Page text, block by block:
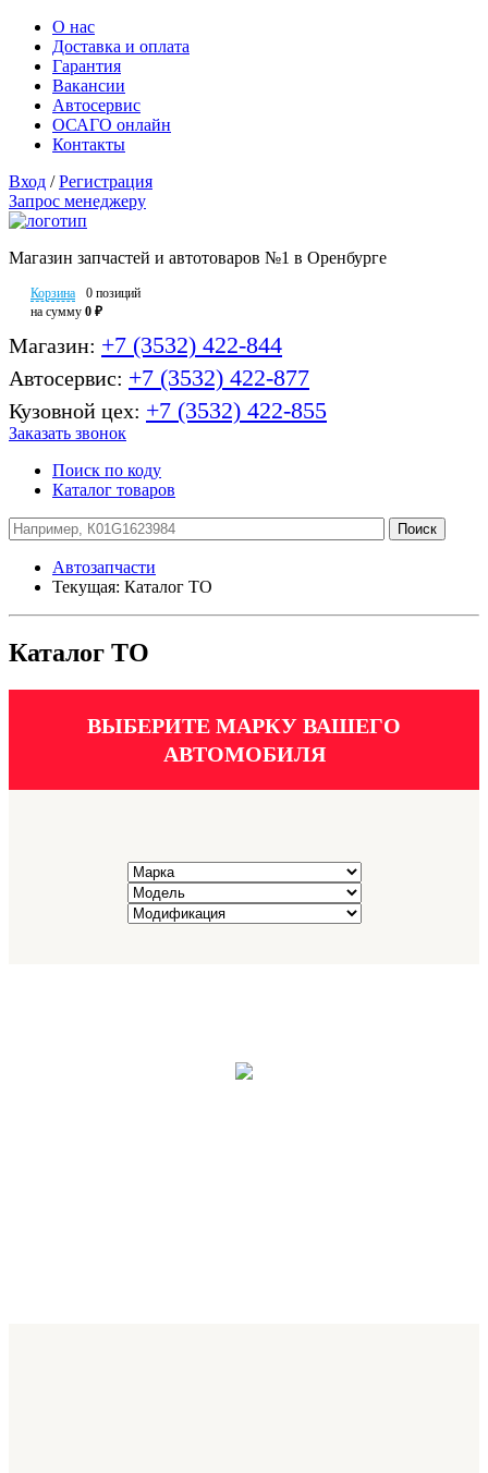
О нас
Доставка и оплата
Гарантия
Вакансии
Автосервис
ОСАГО онлайн
Контакты
Вход / Регистрация
Запрос менеджеру
Магазин запчастей и автотоваров №1 в Оренбурге
Корзина
0 позиций
на сумму 0 ₽
Магазин: +7 (3532) 422-844
Автосервис: +7 (3532) 422-877
Кузовной цех: +7 (3532) 422-855
Заказать звонок
Поиск по коду
Каталог товаров
Автозапчасти
Текущая: Каталог ТО
Каталог ТО
ВЫБЕРИТЕ МАРКУ ВАШЕГО
АВТОМОБИЛЯ